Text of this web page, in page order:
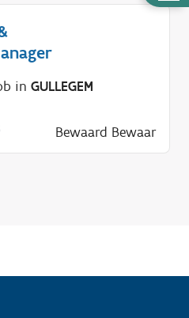
u
i
in GULLEGEM
Bewaard Bewaar